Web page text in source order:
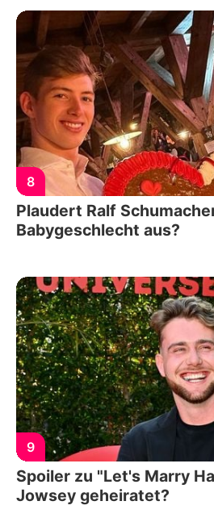
8
Plaudert Ralf
Babygeschlecht aus?
9
Spoiler zu "Let's Marry
Jowsey geheiratet?